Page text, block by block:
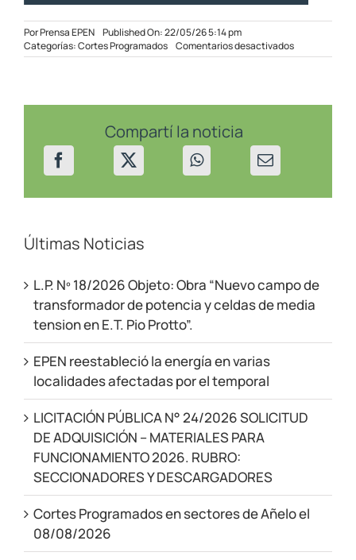
PorPrensa EPEN Published On: 22/05/26 5:14 pm
Categorías:Cortes Programados Comentarios desactivadosen
Cortes
Compartí la noticia
Últimas Noticias
L.P. Nº 18/2026 Objeto: Obra “Nuevo campo de
transformador de potencia y celdas de media
tension en E.T. Pio Protto”.
EPEN reestableció la energía en varias
localidades afectadas por el temporal
LICITACIÓN PÚBLICA N° 24/2026 SOLICITUD
DE ADQUISICIÓN – MATERIALES PARA
FUNCIONAMIENTO 2026. RUBRO:
SECCIONADORES Y DESCARGADORES
Cortes Programados en sectores de Añelo el
08/08/2026